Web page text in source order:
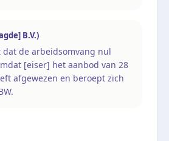
B.V.)
de arbeidsomvang nul
[eiser] het aanbod van 28
afgewezen en beroept zich